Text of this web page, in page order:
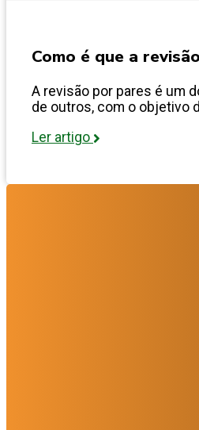
Como é que a
A revisão por pares é um
de outros, com o objetivo
Ler artigo